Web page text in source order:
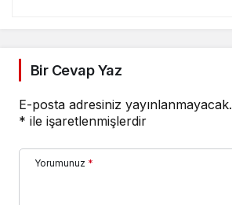
Bir Cevap Yaz
E-posta adresiniz yayınlanmayacak.
* ile işaretlenmişlerdir
Yorumunuz *